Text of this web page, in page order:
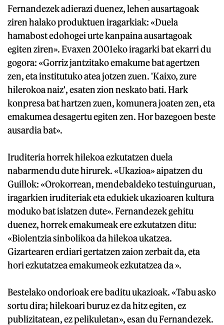
Fernandezek adierazi duenez, lehen ausartagoak
ziren halako produktuen iragarkiak: «Duela
hamabost edohogei urte kanpaina ausartagoak
egiten ziren». Evaxen 2001eko iragarki bat ekarri du
gogora: «Gorriz jantzitako emakume bat agertzen
zen, eta institutuko atea jotzen zuen. 'Kaixo, zure
hilerokoa naiz', esaten zion neskato bati. Hark
konpresa bat hartzen zuen, komunera joaten zen, eta
emakumea desagertu egiten zen. Hor bazegoen beste
ausardia bat».
Iruditeria horrek hilekoa ezkutatzen duela
nabarmendu dute hirurek. «Ukazioa» aipatzen du
Guillok: «Orokorrean, mendebaldeko testuinguruan,
iragarkien iruditeriak eta edukiek ukazioaren kultura
moduko bat islatzen dute». Fernandezek gehitu
duenez, horrek emakumeak ere ezkutatzen ditu:
«Biolentzia sinbolikoa da hilekoa ukatzea.
Gizartearen erdiari gertatzen zaion zerbait da, eta
hori ezkutatzea emakumeok ezkutatzea da ».
Bestelako ondorioak ere baditu ukazioak. «Tabu asko
sortu dira; hilekoari buruz ez da hitz egiten, ez
publizitatean, ez pelikuletan», esan du Fernandezek.